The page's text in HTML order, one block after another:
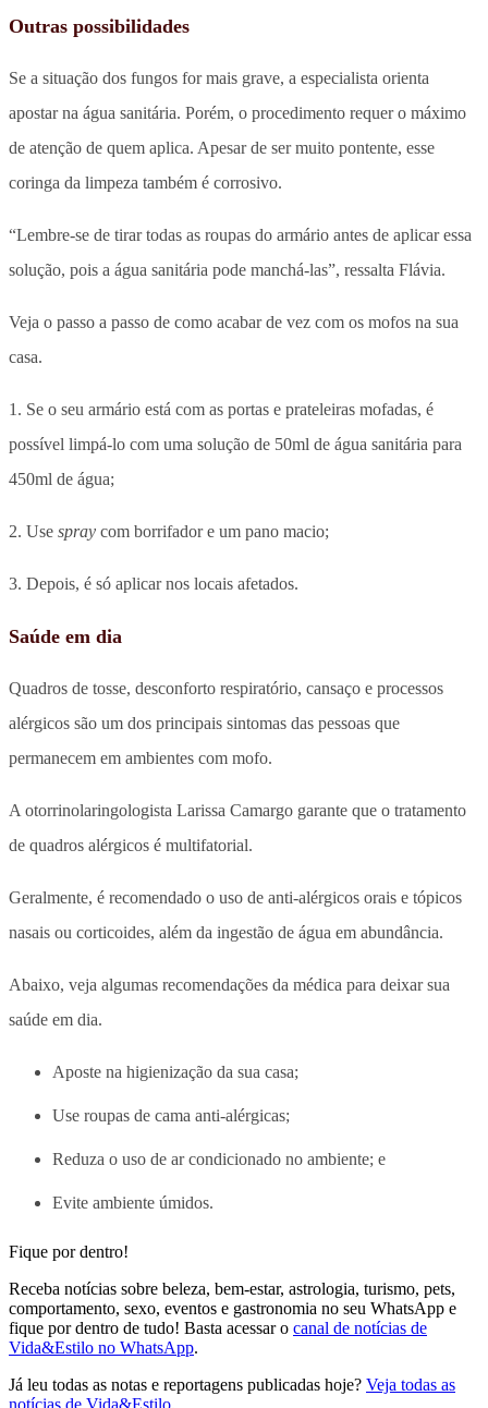
Outras possibilidades
Se a situação dos fungos for mais grave, a especialista orienta
apostar na água sanitária. Porém, o procedimento requer o máximo
de atenção de quem aplica. Apesar de ser muito pontente, esse
coringa da limpeza também é corrosivo.
“Lembre-se de tirar todas as roupas do armário antes de aplicar essa
solução, pois a água sanitária pode manchá-las”, ressalta Flávia.
Veja o passo a passo de como acabar de vez com os mofos na sua
casa.
1. Se o seu armário está com as portas e prateleiras mofadas, é
possível limpá-lo com uma solução de 50ml de água sanitária para
450ml de água;
2. Use spray com borrifador e um pano macio;
3. Depois, é só aplicar nos locais afetados.
Saúde em dia
Quadros de tosse, desconforto respiratório, cansaço e processos
alérgicos são um dos principais sintomas das pessoas que
permanecem em ambientes com mofo.
A otorrinolaringologista Larissa Camargo garante que o tratamento
de quadros alérgicos é multifatorial.
Geralmente, é recomendado o uso de anti-alérgicos orais e tópicos
nasais ou corticoides, além da ingestão de água em abundância.
Abaixo, veja algumas recomendações da médica para deixar sua
saúde em dia.
Aposte na higienização da sua casa;
Use roupas de cama anti-alérgicas;
Reduza o uso de ar condicionado no ambiente; e
Evite ambiente úmidos.
Fique por dentro!
Receba notícias sobre beleza, bem-estar, astrologia, turismo, pets,
comportamento, sexo, eventos e gastronomia no seu WhatsApp e
fique por dentro de tudo! Basta acessar o canal de notícias de
Vida&Estilo no WhatsApp.
Já leu todas as notas e reportagens publicadas hoje? Veja todas as
notícias de Vida&Estilo.